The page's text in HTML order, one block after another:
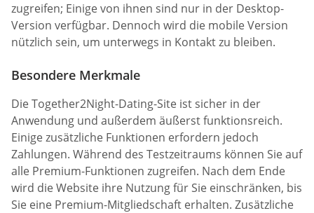
zugreifen; Einige von ihnen sind nur in der Desktop-
Version verfügbar. Dennoch wird die mobile Version
nützlich sein, um unterwegs in Kontakt zu bleiben.
Besondere Merkmale
Die Together2Night-Dating-Site ist sicher in der
Anwendung und außerdem äußerst funktionsreich.
Einige zusätzliche Funktionen erfordern jedoch
Zahlungen. Während des Testzeitraums können Sie auf
alle Premium-Funktionen zugreifen. Nach dem Ende
wird die Website ihre Nutzung für Sie einschränken, bis
Sie eine Premium-Mitgliedschaft erhalten. Zusätzliche